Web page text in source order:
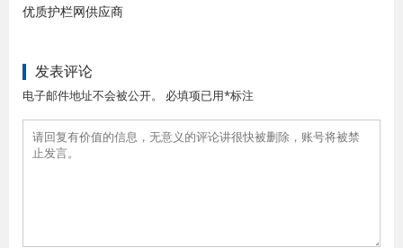
优质护栏网供应商
发表评论
电子邮件地址不会被公开。 必填项已用*标注